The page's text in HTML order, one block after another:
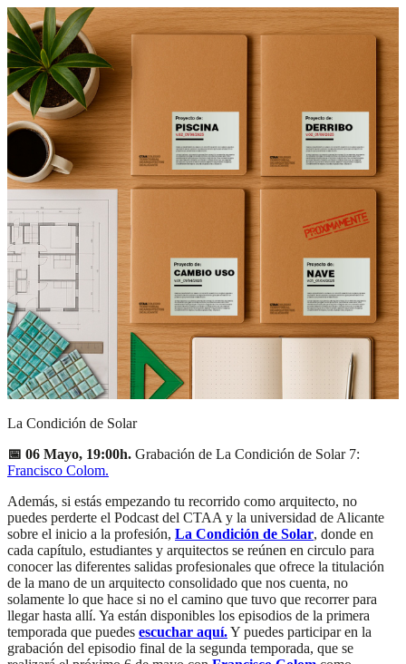
La Condición de Solar
📅 06 Mayo, 19:00h. Grabación de La Condición de Solar 7:
Francisco Colom.
Además, si estás empezando tu recorrido como arquitecto, no
puedes perderte el Podcast del CTAA y la universidad de Alicante
sobre el inicio a la profesión, La Condición de Solar, donde en
cada capítulo, estudiantes y arquitectos se reúnen en circulo para
conocer las diferentes salidas profesionales que ofrece la titulación
de la mano de un arquitecto consolidado que nos cuenta, no
solamente lo que hace si no el camino que tuvo que recorrer para
llegar hasta allí. Ya están disponibles los episodios de la primera
temporada que puedes escuchar aquí.Y puedes participar en la
grabación del episodio final de la segunda temporada, que se